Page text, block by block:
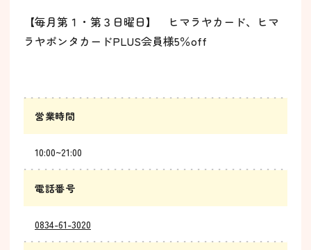
【毎月第１・第３日曜日】 ヒマラヤカード、ヒマ
ラヤポンタカードPLUS会員様5％off
営業時間
10:00~21:00
電話番号
0834-61-3020